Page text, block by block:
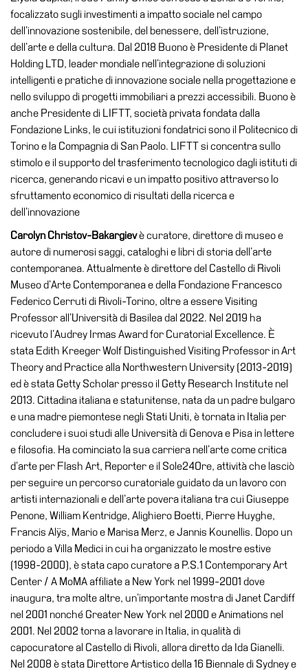
focalizzato sugli investimenti a impatto sociale nel campo
dell’innovazione sostenibile, del benessere, dell’istruzione,
dell’arte e della cultura. Dal 2018 Buono è Presidente di Planet
Holding LTD, leader mondiale nell’integrazione di soluzioni
intelligenti e pratiche di innovazione sociale nella progettazione e
nello sviluppo di progetti immobiliari a prezzi accessibili. Buono è
anche Presidente di LIFTT, società privata fondata dalla
Fondazione Links, le cui istituzioni fondatrici sono il Politecnico di
Torino e la Compagnia di San Paolo. LIFTT si concentra sullo
stimolo e il supporto del trasferimento tecnologico dagli istituti di
ricerca, generando ricavi e un impatto positivo attraverso lo
sfruttamento economico di risultati della ricerca e
dell’innovazione
Carolyn Christov-Bakargievè curatore, direttore di museo e
autore di numerosi saggi, cataloghi e libri di storia dell’arte
contemporanea. Attualmente è direttore del Castello di Rivoli
Museo d’Arte Contemporanea e della Fondazione Francesco
Federico Cerruti di Rivoli-Torino, oltre a essere Visiting
Professor all’Università di Basilea dal 2022. Nel 2019 ha
ricevuto l’Audrey Irmas Award for Curatorial Excellence. È
stata Edith Kreeger Wolf Distinguished Visiting Professor in Art
Theory and Practice alla Northwestern University (2013-2019)
ed è stata Getty Scholar presso il Getty Research Institute nel
2013. Cittadina italiana e statunitense, nata da un padre bulgaro
e una madre piemontese negli Stati Uniti, è tornata in Italia per
concludere i suoi studi alle Università di Genova e Pisa in lettere
e filosofia. Ha cominciato la sua carriera nell’arte come critica
d’arte per Flash Art, Reporter e il Sole24Ore, attività che lasciò
per seguire un percorso curatoriale guidato da un lavoro con
artisti internazionali e dell’arte povera italiana tra cui Giuseppe
Penone, William Kentridge, Alighiero Boetti, Pierre Huyghe,
Francis Alÿs, Mario e Marisa Merz, e Jannis Kounellis. Dopo un
periodo a Villa Medici in cui ha organizzato le mostre estive
(1998-2000), è stata capo curatore a P.S.1 Contemporary Art
Center / A MoMA affiliate a New York nel 1999-2001 dove
inaugura, tra molte altre, un’importante mostra di Janet Cardiff
nel 2001 nonché Greater New York nel 2000 e Animations nel
2001. Nel 2002 torna a lavorare in Italia, in qualità di
capocuratore al Castello di Rivoli, allora diretto da Ida Gianelli.
Nel 2008 è stata Direttore Artistico della 16 Biennale di Sydney e